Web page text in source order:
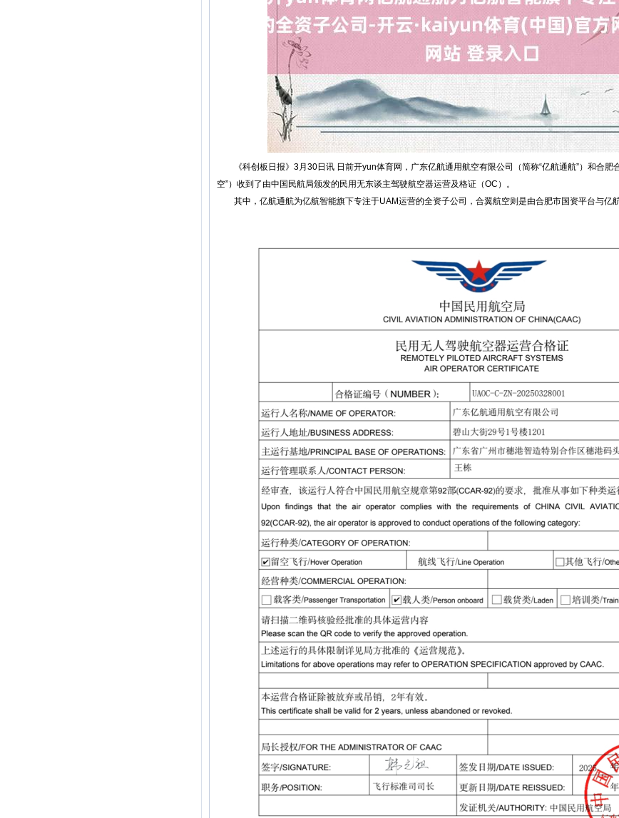
《科创板日报》3月30日讯 日前开yun体育网，广东亿航通用航空有限公司（简称“亿航通航”）和合肥
空”）收到了由中国民航局颁发的民用无东谈主驾驶航空器运营及格证（OC）。
其中，亿航通航为亿航智能旗下专注于UAM运营的全资子公司，合翼航空则是由合肥市国资平台与亿航